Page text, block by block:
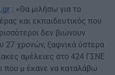
: «Θα μιλήσω για το
και εκπαιδευτικός που
δεν βιώνουν
27 χρονών, ξαφνικά ύστερα
αμέλειες στο 424 ΓΣΝΕ
που μ έκανε να καταλάβω